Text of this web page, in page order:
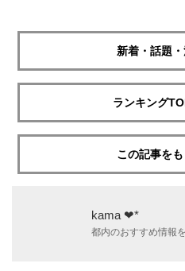
新着・話題
ランキング
この記事を
kama ❤︎*
都内のおすすめ情報